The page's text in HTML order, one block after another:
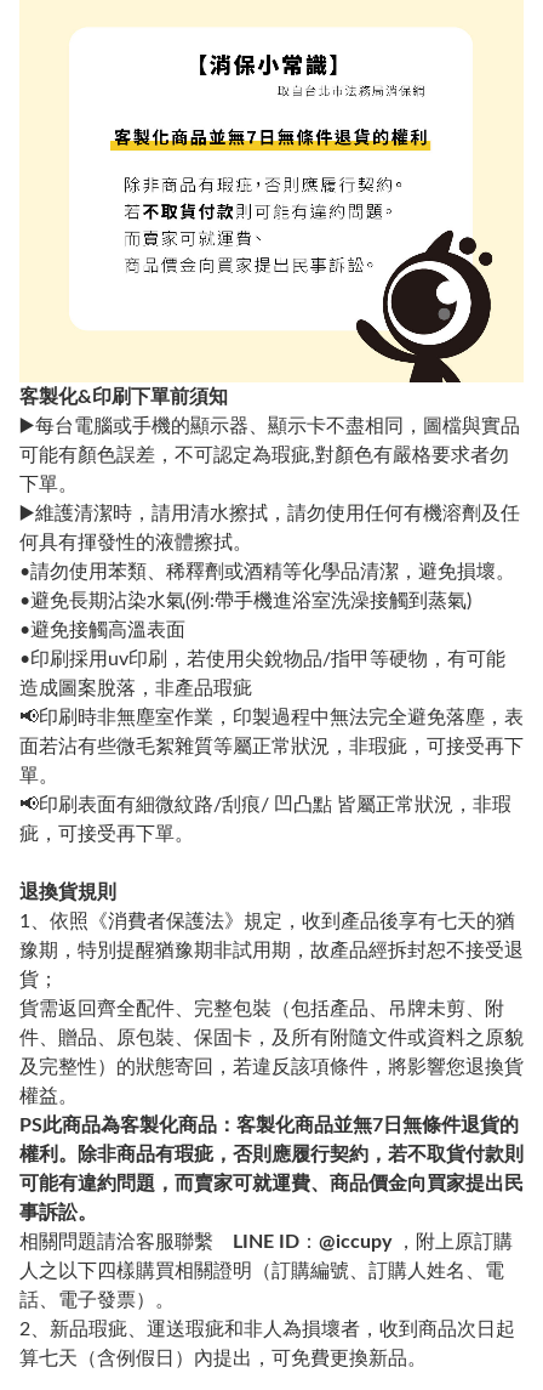
客製化&印刷下單前須知
▶️每台電腦或手機的顯示器、顯示卡不盡相同，圖檔與實品
可能有顏色誤差，不可認定為瑕疵,對顏色有嚴格要求者勿
下單。
▶️維護清潔時，請用清水擦拭，請勿使用任何有機溶劑及任
何具有揮發性的液體擦拭。
•請勿使用苯類、稀釋劑或酒精等化學品清潔，避免損壞。
•避免長期沾染水氣(例:帶手機進浴室洗澡接觸到蒸氣)
•避免接觸高溫表面
•印刷採用uv印刷，若使用尖銳物品/指甲等硬物，有可能
造成圖案脫落，非產品瑕疵
📢印刷時非無塵室作業，印製過程中無法完全避免落塵，表
面若沾有些微毛絮雜質等屬正常狀況，非瑕疵，可接受再下
單。
📢印刷表面有細微紋路/刮痕/ 凹凸點 皆屬正常狀況，非瑕
疵，可接受再下單。
退換貨規則
1、依照《消費者保護法》規定，收到產品後享有七天的猶
豫期，特別提醒猶豫期非試用期，故產品經拆封恕不接受退
貨；
貨需返回齊全配件、完整包裝（包括產品、吊牌未剪、附
件、贈品、原包裝、保固卡，及所有附隨文件或資料之原貌
及完整性）的狀態寄回，若違反該項條件，將影響您退換貨
權益。
PS此商品為客製化商品：客製化商品並無7日無條件退貨的
權利。除非商品有瑕疵，否則應履行契約，若不取貨付款則
可能有違約問題，而賣家可就運費、商品價金向買家提出民
事訴訟。
相關問題請洽客服聯繫
LINE ID ： @iccupy，附上原訂購
人之以下四樣購買相關證明（訂購編號、訂購人姓名、電
話、電子發票）。
2、新品瑕疵、運送瑕疵和非人為損壞者，收到商品次日起
算七天（含例假日）內提出，可免費更換新品。